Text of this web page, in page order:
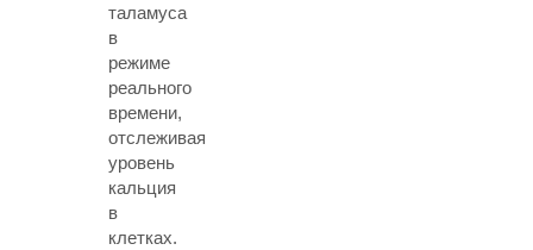
таламуса
в
режиме
реального
времени,
отслеживая
уровень
кальция
в
клетках.